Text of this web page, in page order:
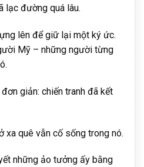
lạc đường quá lâu.
lên để giữ lại một ký ức.
Mỹ – những người từng
giản: chiến tranh đã kết
xa quê vẫn cố sống trong nó.
những ảo tưởng ấy bằng